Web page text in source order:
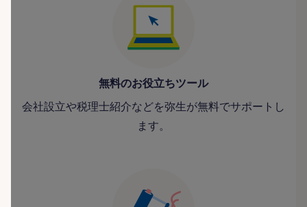
無料のお役立ちツール
会社設立や税理士紹介などを弥生が無料でサポートし
ます。